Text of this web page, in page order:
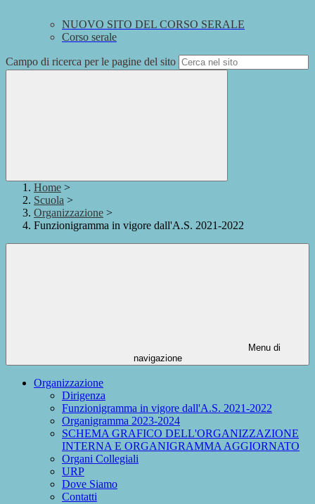
NUOVO SITO DEL CORSO SERALE
Corso serale
Campo di ricerca per le pagine del sito
Home >
Scuola >
Organizzazione >
Funzionigramma in vigore dall'A.S. 2021-2022
Menu di
navigazione
Organizzazione
Dirigenza
Funzionigramma in vigore dall'A.S. 2021-2022
Organigramma 2023-2024
SCHEMA GRAFICO DELL'ORGANIZZAZIONE
INTERNA E ORGANIGRAMMA AGGIORNATO
Organi Collegiali
URP
Dove Siamo
Contatti